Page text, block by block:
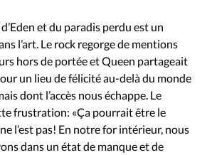
Publireportage
Relations
Eglises
Trait d'Ixène Vécu Vie
et du paradis perdu est un
l’art. Le rock regorge de mentions
hors de portée et Queen partageait
un lieu de félicité au-delà du monde
dont l’accès nous échappe. Le
frustration: «Ça pourrait être le
l’est pas! En notre for intérieur, nous
dans un état de manque et de